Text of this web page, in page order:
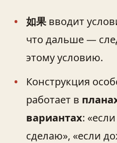
如果вводит
что дальше —
этому условию.
Конструкция
работает в
вариантах:
сделаю», «если